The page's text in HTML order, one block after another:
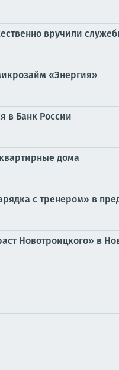
вручили
«Энергия»
в Банк России
дома
с тренером» в
Новотроицкого» в